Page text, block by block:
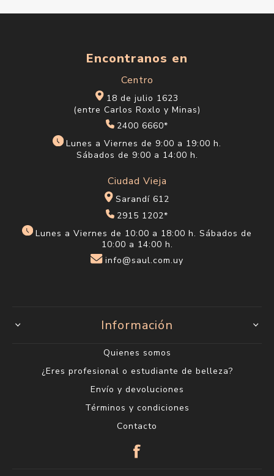
Encontranos en
Centro
18 de julio 1623
(entre Carlos Roxlo y Minas)
2400 6660*
Lunes a Viernes de 9:00 a 19:00 h.
Sábados de 9:00 a 14:00 h.
Ciudad Vieja
Sarandí 612
2915 1202*
Lunes a Viernes de 10:00 a 18:00 h. Sábados de
10:00 a 14:00 h.
info@saul.com.uy
Información
Quienes somos
¿Eres profesional o estudiante de belleza?
Envío y devoluciones
Términos y condiciones
Contacto